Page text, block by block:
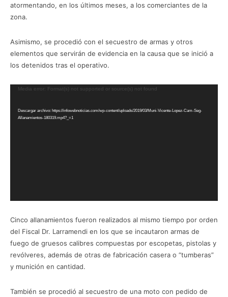
atormentando, en los últimos meses, a los comerciantes de la
zona.
Asimismo, se procedió con el secuestro de armas y otros
elementos que servirán de evidencia en la causa que se inició a
los detenidos tras el operativo.
d
e
v
í
d
o
Media error: Format(s) not supported or source(s) not found
Descargar archivo: https://infowebnoticias.com/wp-content/uploads/2019/03/Muni-Vicente-Lopez-Cam-Seg-
Allanamientos-180319.mp4?_=1
Cinco allanamientos fueron realizados al mismo tiempo por orden
del Fiscal Dr. Larramendi en los que se incautaron armas de
fuego de gruesos calibres compuestas por escopetas, pistolas y
revólveres, además de otras de fabricación casera o “tumberas”
y munición en cantidad.
También se procedió al secuestro de una moto con pedido de